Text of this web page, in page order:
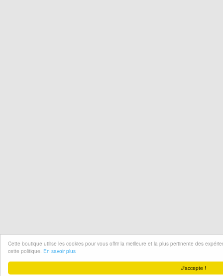
J'accepte !
Cette boutique utilise les cookies pour vous offrir la meilleure et la plus pertinente des
cette politique. En savoir plus